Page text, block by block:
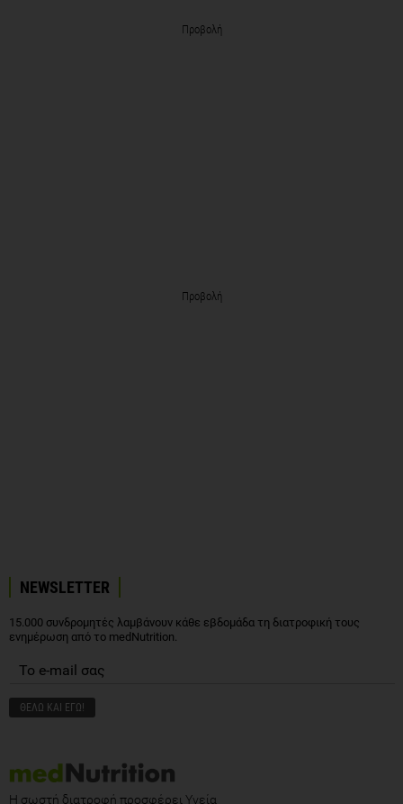
Προβολή
Προβολή
NEWSLETTER
15.000 συνδρομητές λαμβάνουν κάθε εβδομάδα τη διατροφική τους
ενημέρωση από το medNutrition.
Η σωστή διατροφή προσφέρει Υγεία